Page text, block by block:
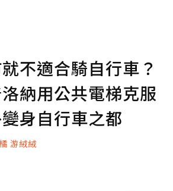
不適合騎自行車？
納用公共電梯克服
身自行車之都
游絨絨